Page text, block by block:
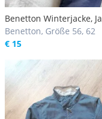
Benetton Winterjacke,
blau, 62
Benetton, Größe 56, 62
€ 15